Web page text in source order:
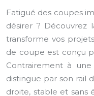
Fatigué des coupes
désirer ? Découvrez
transforme vos
de coupe est conçu
Contrairement à une
distingue par son rail
droite, stable et sans